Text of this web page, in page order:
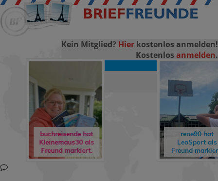
Kein Mitglied? Hier kostenlos anmelden!
Kostenlos anmelden.
rene90hat
LeoSportals
Freund markiert.
buchreisende
freddyundfelix
Gästebuch